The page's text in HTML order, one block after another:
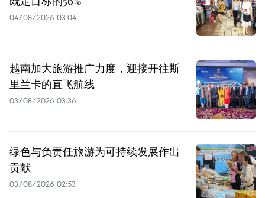
04/08/2026 03:04
越南加大旅游推广力度，迎接开往斯
里兰卡的直飞航线
03/08/2026 03:36
绿色与负责任旅游为可持续发展作出
贡献
03/08/2026 02:53